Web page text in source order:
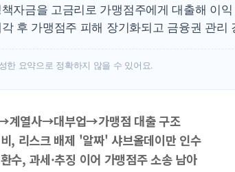
자금을 고금리로 가맹점주에게 대출해 이
후 가맹점주 피해 장기화되고 금융권 관리
한 요약으로 정확하지 않을 수 있어요.
계열사→대부업→가맹점 대출 구조
, 리스크 배제 '알짜' 샤브올데이만 인수
수, 과세·추징 이어 가맹점주 소송 남아